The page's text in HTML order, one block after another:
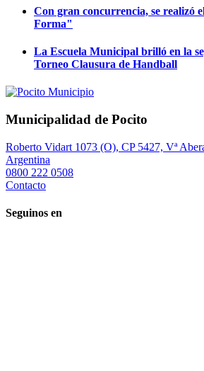
Con gran concurrencia, se realizó
Forma"
La Escuela Municipal brilló en la
Torneo Clausura de Handball
Municipalidad de Pocito
Roberto Vidart 1073 (O), CP 5427, Vª
Argentina
0800 222 0508
Contacto
Seguinos en